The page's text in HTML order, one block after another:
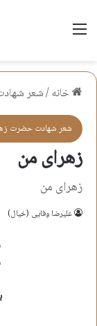
منو
خانه/شعر
شعر شهادت حضرت
زهرای من
زهرای من
علیرضا وفایی (خیال)